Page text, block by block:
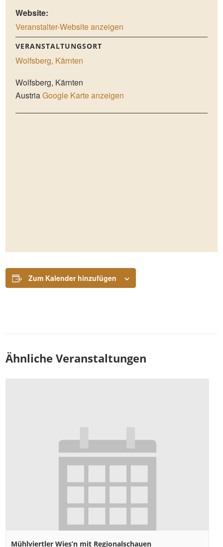
Website:
Veranstalter-Website anzeigen
VERANSTALTUNGSORT
Wolfsberg, Kärnten
Wolfsberg, Kärnten
AustriaGoogle Karte anzeigen
Zum Kalender hinzufügen
Ähnliche Veranstaltungen
Mühlviertler Wies’n mit Regionalschauen